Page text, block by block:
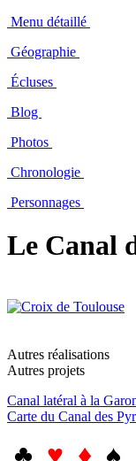
Menu détaillé
Géographie
Écluses
Blog
Photos
Chronologie
Personnages
Le Canal
Autres réalisations
Autres projets
Canal latéral à la
Carte du Canal des